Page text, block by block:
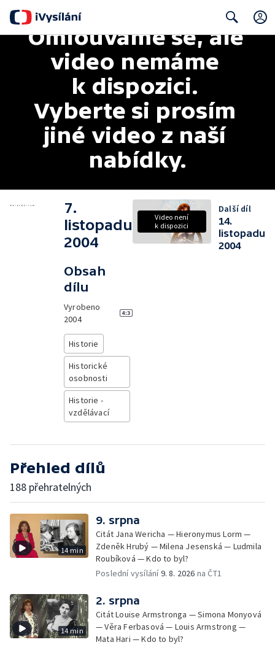
Search
Omlouváme se, ale
video nemáme
k dispozici.
Vyberte si prosím
jiné video z naší
nabídky.
7.
listopadu
2004
Obsah
dílu
Vyrobeno
2004
Historie
Historické
osobnosti
Historie -
vzdělávací
Video není
k dispozici
Další díl
14.
listopadu
2004
Přehled dílů
188 přehratelných
14 min
9. srpna
Citát Jana Wericha — Hieronymus Lorm —
Zdeněk Hrubý — Milena Jesenská — Ludmila
Roubíková — Kdo to byl?
Poslední vysílání9. 8. 2026 na ČT1
14 min
2. srpna
Citát Louise Armstronga — Simona Monyová
— Věra Ferbasová — Louis Armstrong —
Mata Hari — Kdo to byl?